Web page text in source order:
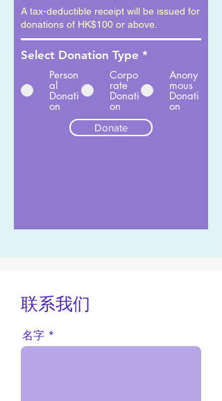
A tax-deductible receipt will be issued for
donations of HK$100 or above.
Select Donation Type *
Person
al
Donati
on
Corpo
rate
Donati
on
Anony
mous
Donati
on
Donate
联系我们
名字